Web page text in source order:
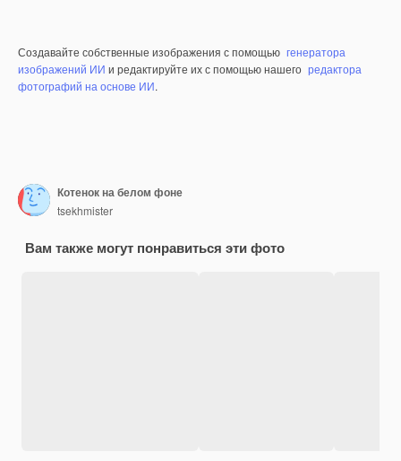
Создавайте собственные изображения с помощью генератора
изображений ИИ и редактируйте их с помощью нашего редактора
фотографий на основе ИИ.
Котенок на белом фоне
tsekhmister
Вам также могут понравиться эти фото